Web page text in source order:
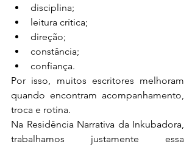
disciplina;
leitura crítica;
direção;
constância;
confiança.
Por isso, muitos escritores melhoram
quando encontram acompanhamento,
troca e rotina.
Na Residência Narrativa da Inkubadora,
trabalhamos justamente essa